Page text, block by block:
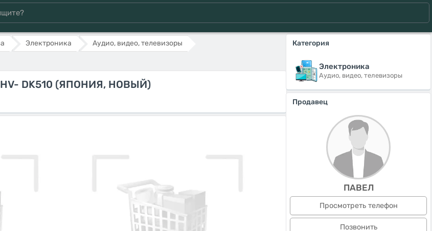
Электроника Аудио, видео, телевизоры
DK510 (ЯПОНИЯ, НОВЫЙ)
Категория
Электроника
Аудио, видео, телевизоры
Продавец
ПАВЕЛ
Просмотреть телефон
Позвонить